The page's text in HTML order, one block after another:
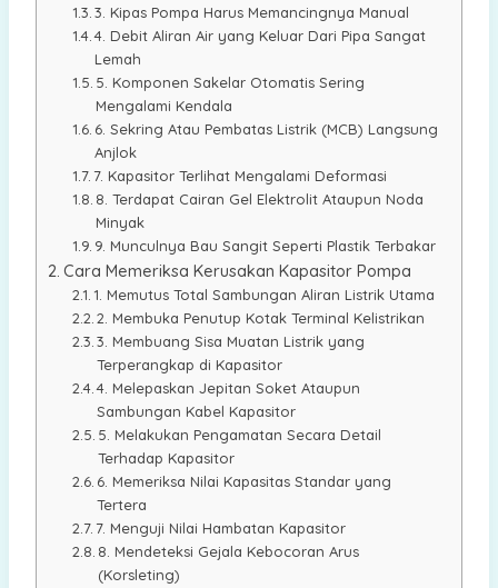
3. Kipas Pompa Harus Memancingnya Manual
4. Debit Aliran Air yang Keluar Dari Pipa Sangat
Lemah
5. Komponen Sakelar Otomatis Sering
Mengalami Kendala
6. Sekring Atau Pembatas Listrik (MCB) Langsung
Anjlok
7. Kapasitor Terlihat Mengalami Deformasi
8. Terdapat Cairan Gel Elektrolit Ataupun Noda
Minyak
9. Munculnya Bau Sangit Seperti Plastik Terbakar
Cara Memeriksa Kerusakan Kapasitor Pompa
1. Memutus Total Sambungan Aliran Listrik Utama
2. Membuka Penutup Kotak Terminal Kelistrikan
3. Membuang Sisa Muatan Listrik yang
Terperangkap di Kapasitor
4. Melepaskan Jepitan Soket Ataupun
Sambungan Kabel Kapasitor
5. Melakukan Pengamatan Secara Detail
Terhadap Kapasitor
6. Memeriksa Nilai Kapasitas Standar yang
Tertera
7. Menguji Nilai Hambatan Kapasitor
8. Mendeteksi Gejala Kebocoran Arus
(Korsleting)